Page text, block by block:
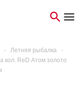
- Летняя рыбалка
-
кол. ReD Атом золото